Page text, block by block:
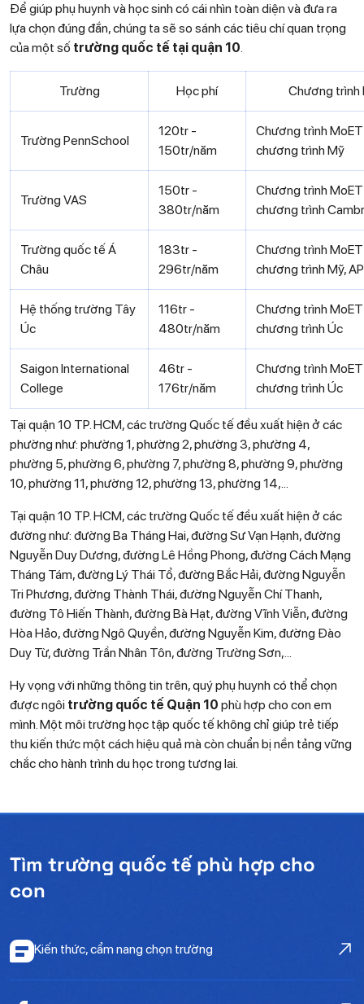
Để giúp phụ huynh và học sinh có cái nhìn toàn diện và đưa ra
lựa chọn đúng đắn, chúng ta sẽ so sánh các tiêu chí quan trọng
của một số trường quốc tế tại quận 10
Trường Học phí Chương trình
Trường PennSchool
120tr -
150tr/năm
Chương trình
chương trình Mỹ
Trường VAS
150tr -
380tr/năm
Chương trình
chương trình
Trường quốc tế Á
Châu
183tr -
296tr/năm
Chương trình
chương trình Mỹ, AP
Hệ thống trường Tây
Úc
116tr -
480tr/năm
Chương trình
chương trình Úc
Saigon International
College
46tr -
176tr/năm
Chương trình
chương trình Úc
Tại quận 10 TP. HCM, các trường Quốc tế đều xuất hiện ở các
phường như: phường 1, phường 2, phường 3, phường 4,
phường 5, phường 6, phường 7, phường 8, phường 9, phường
10, phường 11, phường 12, phường 13, phường 14,...
Tại quận 10 TP. HCM, các trường Quốc tế đều xuất hiện ở các
đường như: đường Ba Tháng Hai, đường Sư Vạn Hạnh, đường
Nguyễn Duy Dương, đường Lê Hồng Phong, đường Cách Mạng
Tháng Tám, đường Lý Thái Tổ, đường Bắc Hải, đường Nguyễn
Tri Phương, đường Thành Thái, đường Nguyễn Chí Thanh,
đường Tô Hiến Thành, đường Bà Hạt, đường Vĩnh Viễn, đường
Hòa Hảo, đường Ngô Quyền, đường Nguyễn Kim, đường Đào
Duy Từ, đường Trần Nhân Tôn, đường Trường Sơn,...
Hy vọng với những thông tin trên, quý phụ huynh có thể chọn
được ngôi trường quốc tế Quận 10 phù hợp cho con em
mình. Một môi trường học tập quốc tế không chỉ giúp trẻ tiếp
thu kiến thức một cách hiệu quả mà còn chuẩn bị nền tảng vững
chắc cho hành trình du học trong tương lai.
Tìm trường quốc tế phù hợp cho
con
Kiến thức, cẩm nang chọn trường